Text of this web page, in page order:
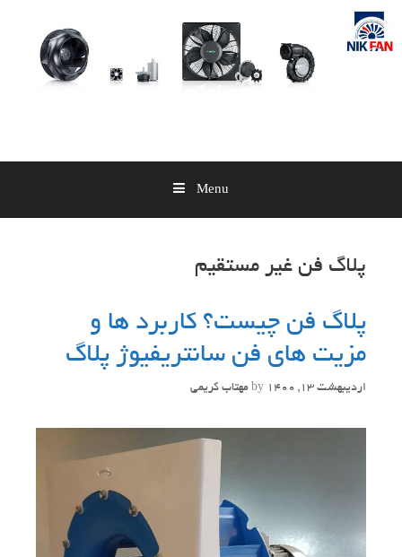
Skip
content
Menu
پلاگ فن غیر مستقیم
پلاگ فن چیست؟ کاربرد ها و
مزیت های فن سانتریفیوژ پلاگ
اردیبهشت 13, 1400 by مهتاب کریمی